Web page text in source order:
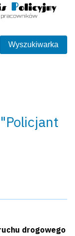
Wyszukiwarka
drogowego